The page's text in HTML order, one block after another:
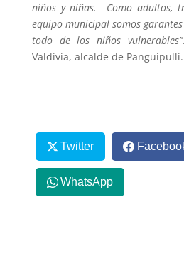
niños y niñas. Como adultos,
equipo municipal somos
todo de los niños vulnerables”
Valdivia, alcalde de Panguipulli.
Twitter
WhatsApp